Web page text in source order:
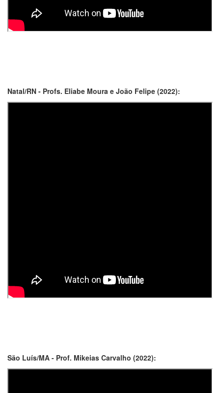
Natal/RN - Profs. Eliabe Moura e João Felipe (2022):
São Luís/MA - Prof. Mikeias Carvalho (2022):